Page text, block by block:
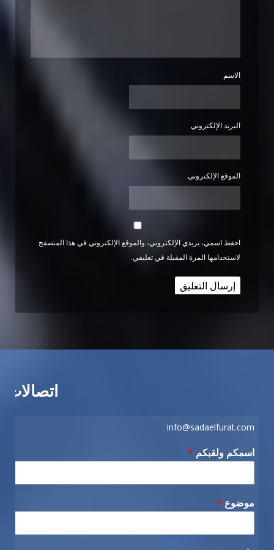
الاسم
البريد الإلكتروني
الموقع الإلكتروني
احفظ اسمي، بريدي الإلكتروني، والموقع الإلكتروني في هذا المتصفح
لاستخدامها المرة المقبلة في تعليقي.
اتصالات
info@sadaelfurat.com
اسمكم ولقبكم *
موضوع *